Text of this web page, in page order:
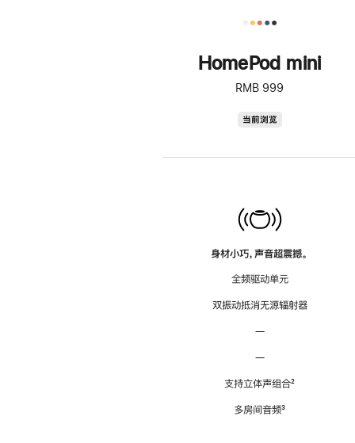
HomePod mini
RMB 999
当前浏览
身材小巧，声音超震撼。
全频驱动单元
双振动抵消无源辐射器
—
—
支持立体声组合脚
²
多房间音频脚
³